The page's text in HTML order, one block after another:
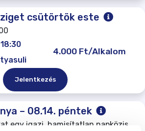
csütörtök este
4.000 Ft/Alkalom
Jelentkezés
– 08.14. péntek
egy igazi, hamisítatlan napközis